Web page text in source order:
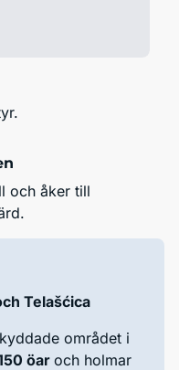
och åker till
Telašćica
området i
öar och holmar